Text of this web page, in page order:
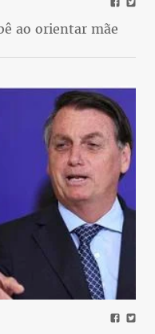
ao orientar mãe